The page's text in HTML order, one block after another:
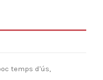
temps d'ús,